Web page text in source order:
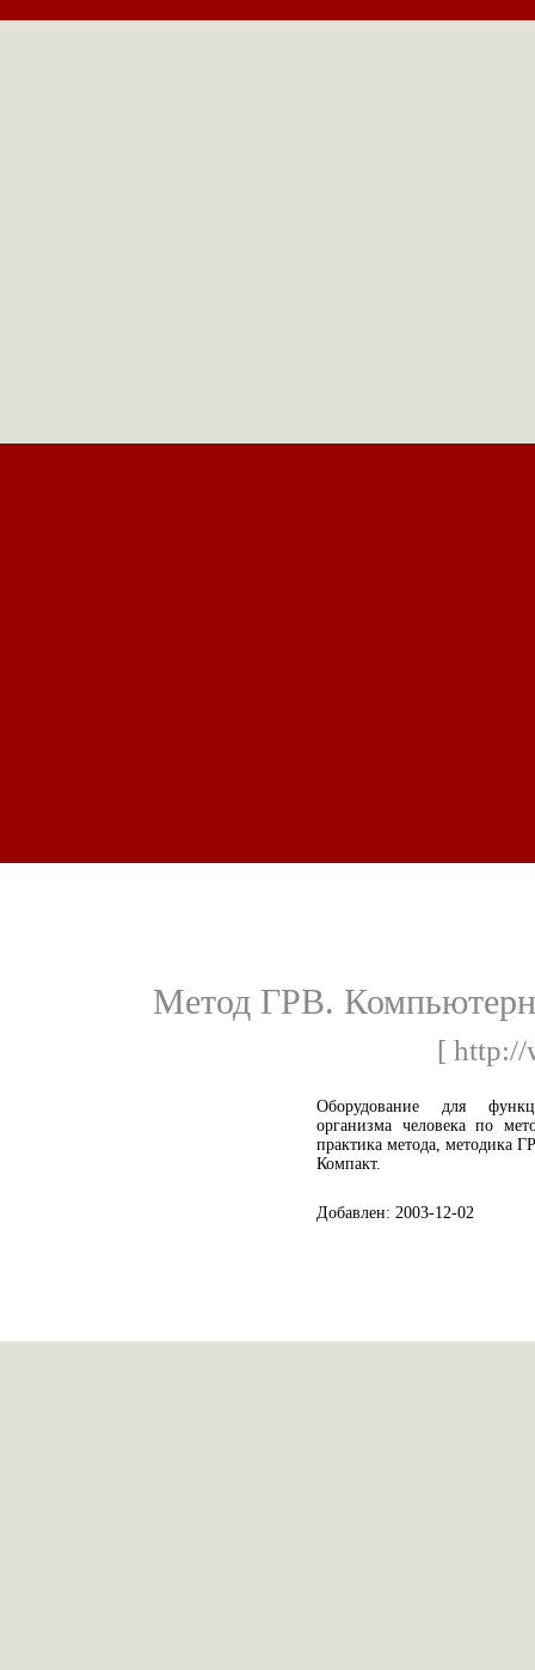
Метод ГРВ.
[ http://
Оборудование для
организма человека по
практика метода, методика
Компакт.
Добавлен: 2003-12-02